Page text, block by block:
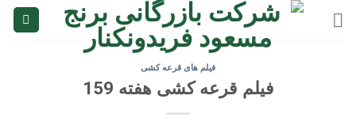
فیلم های قرعه کشی
فیلم قرعه کشی هفته 159